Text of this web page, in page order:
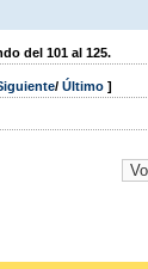
del 101 al 125.
/ Último ]